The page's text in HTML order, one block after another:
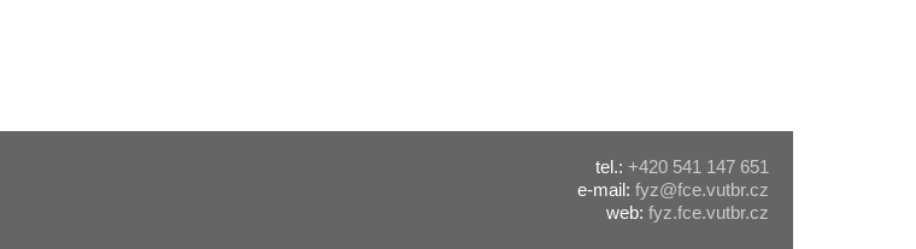
tel.: +420 541 147 651
e-mail: fyz@fce.vutbr.cz
web: fyz.fce.vutbr.cz